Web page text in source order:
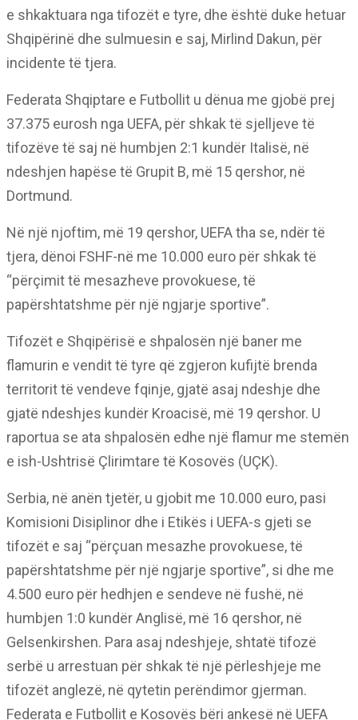
e shkaktuara nga tifozët e tyre, dhe është duke hetuar
Shqipërinë dhe sulmuesin e saj, Mirlind Dakun, për
incidente të tjera.
Federata Shqiptare e Futbollit u dënua me gjobë prej
37.375 eurosh nga UEFA, për shkak të sjelljeve të
tifozëve të saj në humbjen 2:1 kundër Italisë, në
ndeshjen hapëse të Grupit B, më 15 qershor, në
Dortmund.
Në një njoftim, më 19 qershor, UEFA tha se, ndër të
tjera, dënoi FSHF-në me 10.000 euro për shkak të
“përçimit të mesazheve provokuese, të
papërshtatshme për një ngjarje sportive”.
Tifozët e Shqipërisë e shpalosën një baner me
flamurin e vendit të tyre që zgjeron kufijtë brenda
territorit të vendeve fqinje, gjatë asaj ndeshje dhe
gjatë ndeshjes kundër Kroacisë, më 19 qershor. U
raportua se ata shpalosën edhe një flamur me stemën
e ish-Ushtrisë Çlirimtare të Kosovës (UÇK).
Serbia, në anën tjetër, u gjobit me 10.000 euro, pasi
Komisioni Disiplinor dhe i Etikës i UEFA-s gjeti se
tifozët e saj “përçuan mesazhe provokuese, të
papërshtatshme për një ngjarje sportive”, si dhe me
4.500 euro për hedhjen e sendeve në fushë, në
humbjen 1:0 kundër Anglisë, më 16 qershor, në
Gelsenkirshen. Para asaj ndeshjeje, shtatë tifozë
serbë u arrestuan për shkak të një përleshjeje me
tifozët anglezë, në qytetin perëndimor gjerman.
Federata e Futbollit e Kosovës bëri ankesë në UEFA